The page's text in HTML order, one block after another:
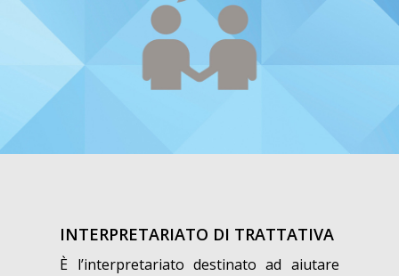
INTERPRETARIATO DI TRATTATIVA
È l’interpretariato destinato ad aiutare